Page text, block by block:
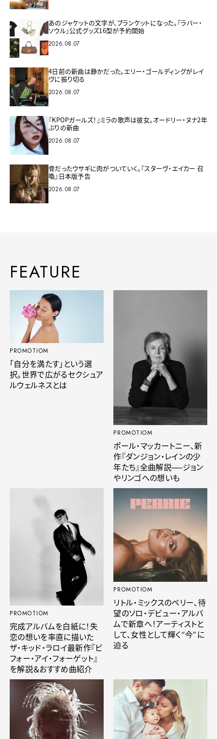
あのジャケットの文字が、ブランケットになった。『ラバー・
ソウル』公式グッズ16型が予約開始
2026.08.07
4日前の新曲は静かだった。エリー・ゴールディングがレイ
ヴに振り切る
2026.08.07
『KPOPガールズ！』ミラの歌声は彼女。オードリー・ヌナ2年
ぶりの新曲
2026.08.07
骨だったウサギに肉がついていく。『スターヴ・エイカー 召
喚』日本版予告
2026.08.07
FEATURE
PROMOTIOM
「自分を満たす」という選
択。世界で広がるセクシュア
ルウェルネスとは
PROMOTIOM
ポール・マッカートニー、新
作『ダンジョン・レインの少
年たち』全曲解説──ジョン
やリンゴへの想いも
PROMOTIOM
完成アルバムを白紙に！失
恋の想いを率直に描いた
ザ・キッド・ラロイ最新作『ビ
フォー・アイ・フォーゲット』
を解説＆おすすめ曲紹介
PROMOTIOM
リトル・ミックスのペリー、待
望のソロ・デビュー・アルバ
ムで新章へ！アーティストと
して、女性として輝く“今”に
迫る